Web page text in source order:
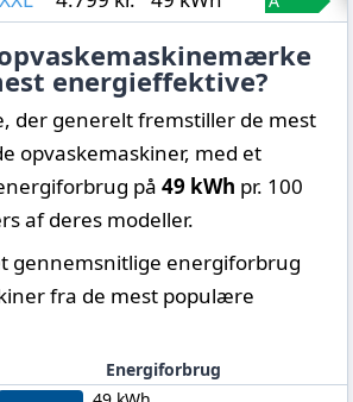
energieffektive?
der generelt fremstiller de mest
opvaskemaskiner, med et
på 49 kWh pr. 100
af deres modeller.
gennemsnitlige energiforbrug
fra de mest populære
Energiforbrug